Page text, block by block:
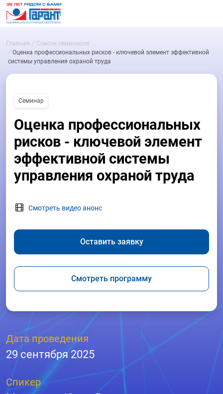
Главная
Список семинаров
Оценка профессиональных рисков - ключевой элемент эффективной
системы управления охраной труда
Семинар
Оценка профессиональных
рисков - ключевой элемент
эффективной системы
управления охраной труда
Смотреть видео анонс
Оставить заявку
Смотреть программу
Дата проведения
29 сентября 2025
Спикер